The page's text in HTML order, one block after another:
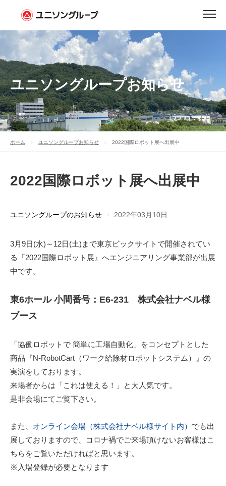
ユニソングループお知らせ
ホーム ユニソングループお知らせ 2022国際ロボット展へ出展中
2022国際ロボット展へ出展中
ユニソングループのお知らせ 2022年03月10日
3月9日(水)～12日(土)まで東京ビックサイトで開催されてい
る『2022国際ロボット展』へエンジニアリング事業部が出展
中です。
東6ホール 小間番号：E6-231 株式会社ナベル様
ブース
「協働ロボットで 簡単に工場自動化」をコンセプトとした
商品『N-RobotCart（ワーク給除材ロボットシステム）』の
実演をしております。
来場者からは「これは使える！」と大人気です。
是非会場にてご覧下さい。
また、 オンライン会場（株式会社ナベル様サイト内） でも出
展しておりますので、コロナ禍でご来場頂けないお客様はこ
ちらをご覧いただければと思います。
※入場登録が必要となります